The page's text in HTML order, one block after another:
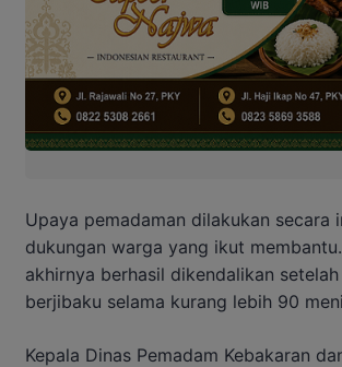
Upaya pemadaman dilakukan secara
dukungan warga yang ikut
akhirnya berhasil dikendalikan
berjibaku selama kurang lebih 90
Kepala Dinas Pemadam Kebakaran